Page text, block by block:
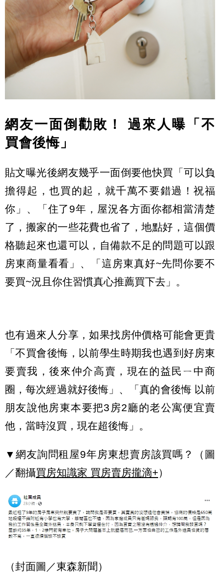
網友一面倒勸敗！過來人曝「不
買會後悔」
貼文曝光後網友幾乎一面倒要他快買「可以負
擔得起，也買的起，就千萬不要錯過！祝福
你」、「住了9年，屋況各方面你都相當清楚
了，搬家的一些花費也省了，地點好，這個價
格聽起來也還可以，自備款不足的問題可以跟
房東商量看看」、「這房東真好~先問你要不
要買~況且你住習慣真心推薦買下去」。
也有過來人分享，如果找房仲價格可能會更貴
「不買會後悔，以前學生時期我也遇到好房東
要賣我，後來仲介高賣，現在的益民ㄧ中商
圈，每次經過就好後悔」、「真的會後悔 以前
朋友說他房東本要把3房2廳的老公寓便宜賣
他，當時沒買，現在超後悔」。
▼網友詢問租屋9年房東想賣房該買嗎？（圖
／翻攝買房知識家 買房賣房攏滴+）
（封面圖／東森新聞）